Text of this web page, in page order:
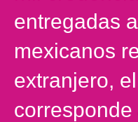
entregadas
mexicanos
extranjero,